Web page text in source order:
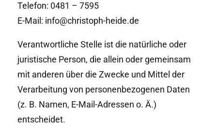
Telefon: 0481 – 7595
E-Mail: info@christoph-heide.de
Verantwortliche Stelle ist die natürliche oder
juristische Person, die allein oder gemeinsam
mit anderen über die Zwecke und Mittel der
Verarbeitung von personenbezogenen Daten
(z. B. Namen, E-Mail-Adressen o. Ä.)
entscheidet.